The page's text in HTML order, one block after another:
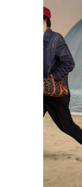
LA